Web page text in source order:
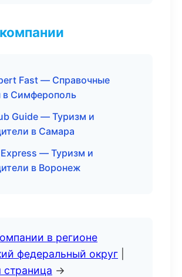
Fast — Справочные
Симферополь
Guide — Туризм и
в Самара
— Туризм и
в Воронеж
в регионе
федеральный округ
страница →